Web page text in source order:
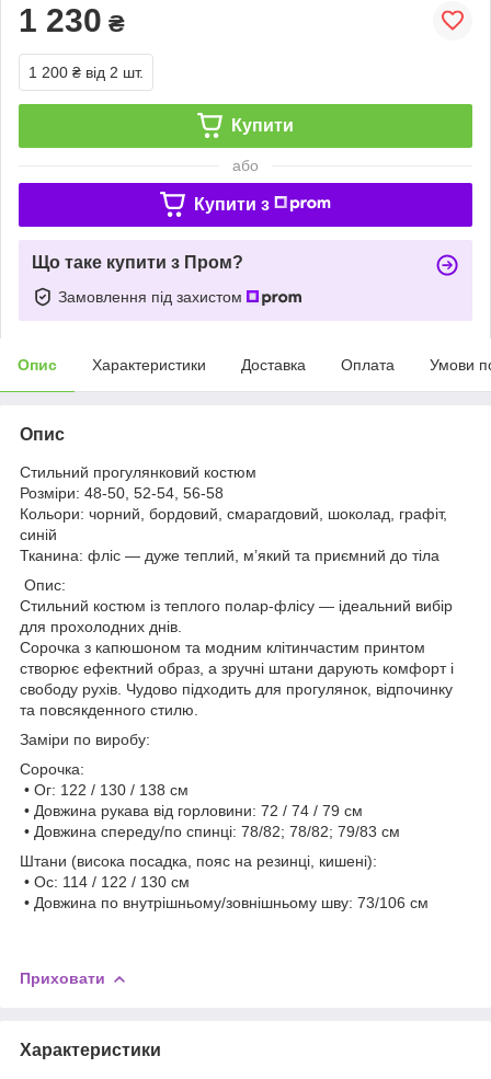
1 230 ₴
1 200 ₴ від 2 шт.
Купити
або
Купити з
Що таке купити з Пром?
Замовлення під захистом
Опис Характеристики Доставка Оплата Умови
Опис
Стильний прогулянковий костюм
Розміри: 48-50, 52-54, 56-58
Кольори: чорний, бордовий, смарагдовий, шоколад, графіт,
синій
Тканина: фліс — дуже теплий, м’який та приємний до тіла
Опис:
Стильний костюм із теплого полар-флісу — ідеальний вибір
для прохолодних днів.
Сорочка з капюшоном та модним клітинчастим принтом
створює ефектний образ, а зручні штани дарують комфорт і
свободу рухів. Чудово підходить для прогулянок, відпочинку
та повсякденного стилю.
Заміри по виробу:
Сорочка:
• Ог: 122 / 130 / 138 см
• Довжина рукава від горловини: 72 / 74 / 79 см
• Довжина спереду/по спинці: 78/82; 78/82; 79/83 см
Штани (висока посадка, пояс на резинці, кишені):
• Ос: 114 / 122 / 130 см
• Довжина по внутрішньому/зовнішньому шву: 73/106 см
Приховати
Характеристики